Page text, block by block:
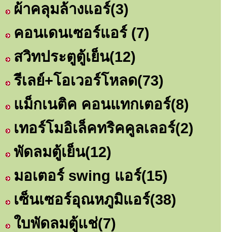
ผ้าคลุมล้างแอร์(3)
คอนเดนเซอร์แอร์ (7)
สวิทประตูตู้เย็น(12)
รีเลย์+โอเวอร์โหลด(73)
แม็กเนติค คอนแทกเตอร์(8)
เทอร์โมอิเล็คทริคคูลเลอร์(2)
พัดลมตู้เย็น(12)
มอเตอร์ swing แอร์(15)
เซ็นเซอร์อุณหภูมิแอร์(38)
ใบพัดลมตู้แช่(7)